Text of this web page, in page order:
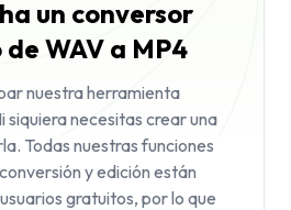
un conversor
WAV a MP4
nuestra herramienta
necesitas crear una
Todas nuestras funciones
y edición están
gratuitos, por lo que